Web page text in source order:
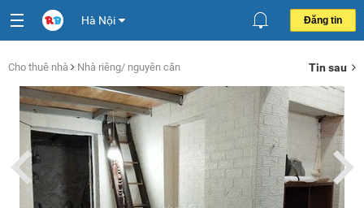
Hà Nội Đăng tin
Cho thuê nhà Nhà riêng/ nguyên căn Tin sau